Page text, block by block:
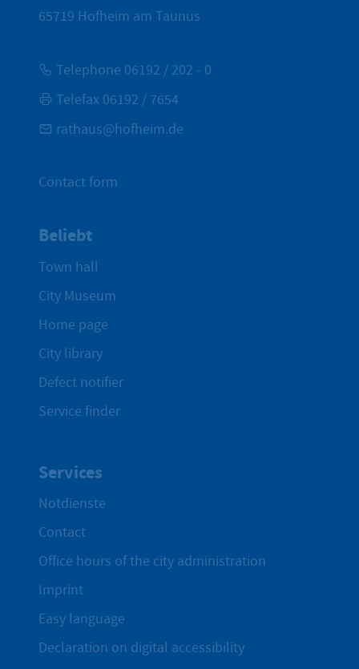
65719 Hofheim am Taunus
Telephone 06192 / 202 - 0
Telefax 06192 / 7654
rathaus@hofheim.de
Contact form
Beliebt
Town hall
City Museum
Home page
City library
Defect notifier
Service finder
Services
Notdienste
Contact
Office hours of the city administration
Imprint
Easy language
Declaration on digital accessibility